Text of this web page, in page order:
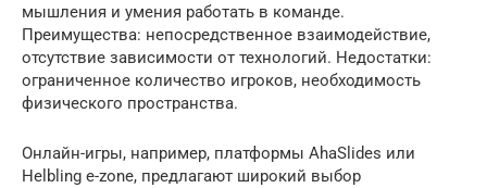
мышления и умения работать в команде.
Преимущества: непосредственное взаимодействие,
отсутствие зависимости от технологий. Недостатки:
ограниченное количество игроков, необходимость
физического пространства.
Онлайн-игры, например, платформы AhaSlides или
Helbling e-zone, предлагают широкий выбор